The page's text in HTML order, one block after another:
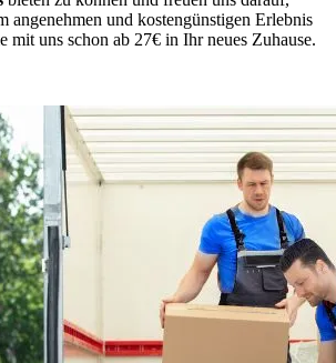
angenehmen und kostengünstigen Erlebnis
mit uns schon ab 27€ in Ihr neues Zuhause.